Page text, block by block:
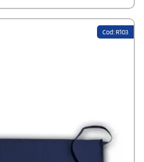
Cod: R103